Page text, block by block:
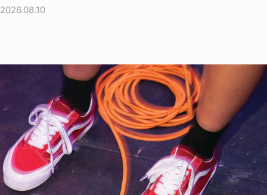
2026.08.10